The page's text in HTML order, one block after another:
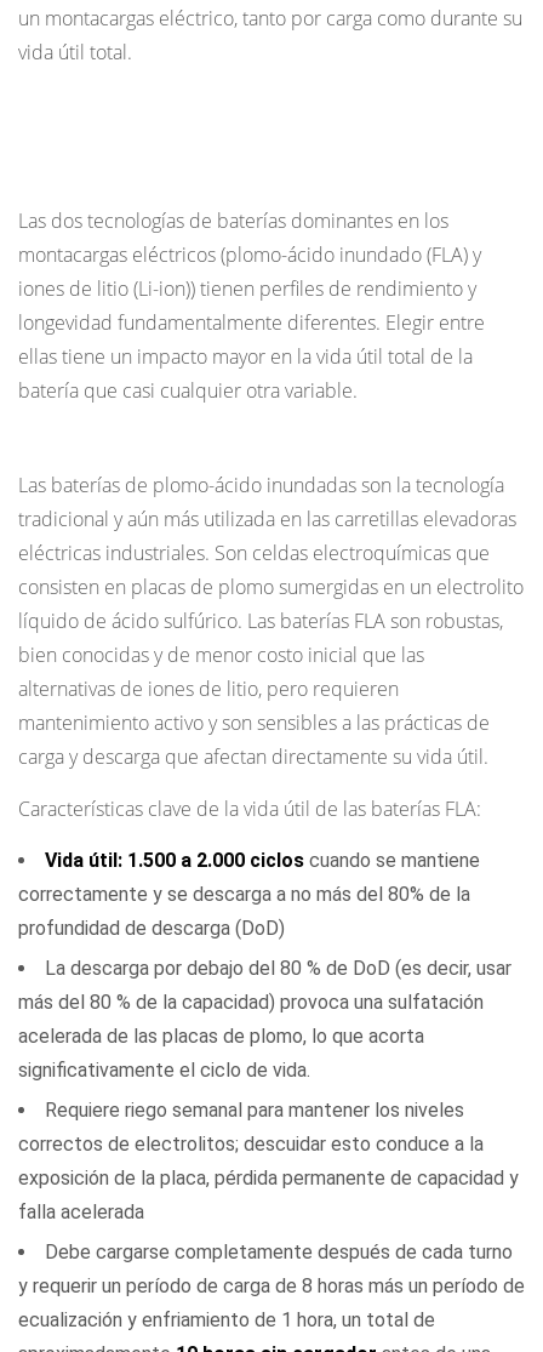
(FLA)
1.2
litio
(Li-
ion)
¿Cuánto
por
turno?
tiempo
de
ejecución
típicos
por
intensidad
aplicación
2.2
Factores
que
reducen
el
tiempo
ejecución
carga
3
Factores
clave
que
un montacargas eléctrico, tanto por carga como durante su
vida útil total.
Las dos tecnologías de baterías dominantes en los
montacargas eléctricos (plomo-ácido inundado (FLA) y
iones de litio (Li-ion)) tienen perfiles de rendimiento y
longevidad fundamentalmente diferentes. Elegir entre
ellas tiene un impacto mayor en la vida útil total de la
batería que casi cualquier otra variable.
Las baterías de plomo-ácido inundadas son la tecnología
tradicional y aún más utilizada en las carretillas elevadoras
eléctricas industriales. Son celdas electroquímicas que
consisten en placas de plomo sumergidas en un electrolito
líquido de ácido sulfúrico. Las baterías FLA son robustas,
bien conocidas y de menor costo inicial que las
alternativas de iones de litio, pero requieren
mantenimiento activo y son sensibles a las prácticas de
carga y descarga que afectan directamente su vida útil.
Características clave de la vida útil de las baterías FLA:
Vida útil: 1.500 a 2.000 ciclos cuando se mantiene
correctamente y se descarga a no más del 80% de la
profundidad de descarga (DoD)
La descarga por debajo del 80 % de DoD (es decir, usar
más del 80 % de la capacidad) provoca una sulfatación
acelerada de las placas de plomo, lo que acorta
significativamente el ciclo de vida.
Requiere riego semanal para mantener los niveles
correctos de electrolitos; descuidar esto conduce a la
exposición de la placa, pérdida permanente de capacidad y
falla acelerada
Debe cargarse completamente después de cada turno
y requerir un período de carga de 8 horas más un período de
ecualización y enfriamiento de 1 hora, un total de